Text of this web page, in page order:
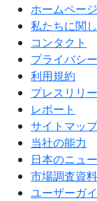
ホームページ
私たちに関
コンタクト
プライバシ
利用規約
プレスリリ
レポート
サイトマップ
当社の能力
日本のニュ
市場調査資料
ユーザーガ